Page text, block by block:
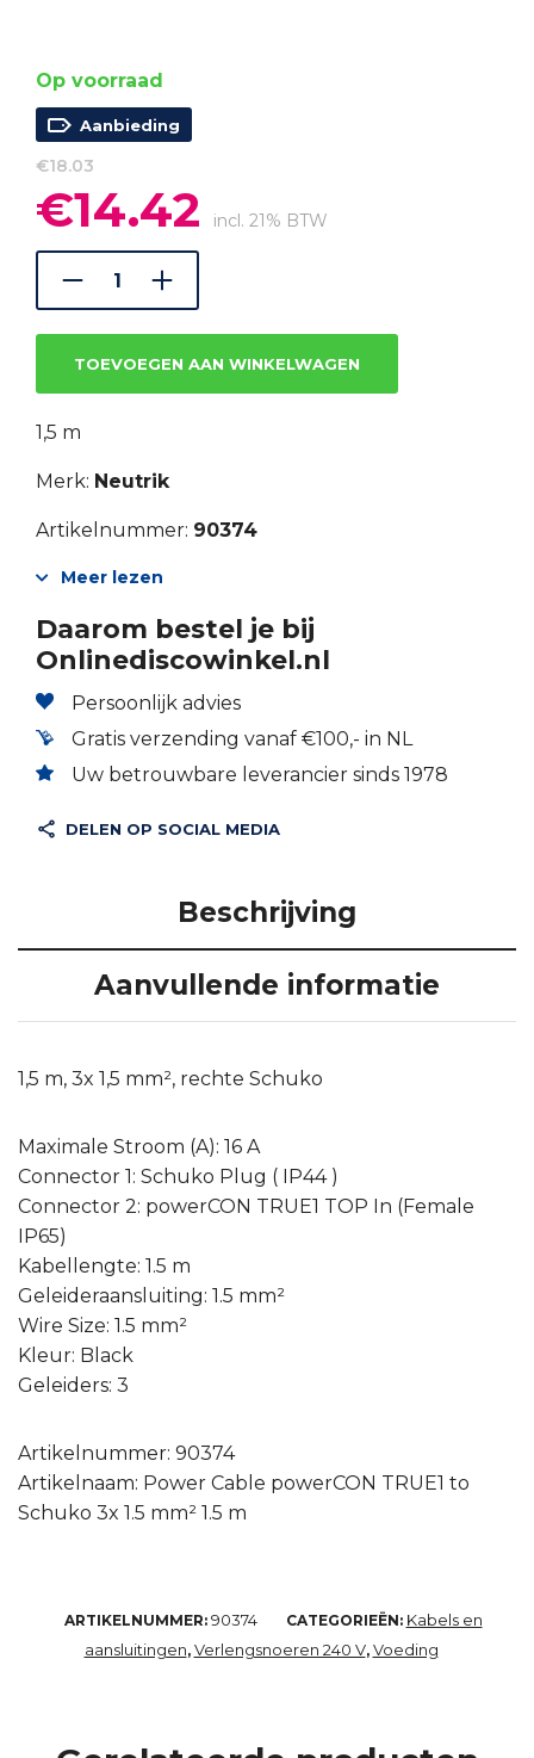
Op voorraad
Aanbieding
€18.03
Oorspronkelijke
prijs
was:
€18.03.
€14.42 prijs
incl. 21% BTW
TOEVOEGEN AAN WINKELWAGEN
1,5 m
Merk: Neutrik
Artikelnummer: 90374
Meer lezen
Daarom bestel je bij
Onlinediscowinkel.nl
Persoonlijk advies
Gratis verzending vanaf €100,- in NL
Uw betrouwbare leverancier sinds 1978
DELEN OP SOCIAL MEDIA
Beschrijving
Aanvullende informatie
1,5 m, 3x 1,5 mm², rechte Schuko
Maximale Stroom (A): 16 A
Connector 1: Schuko Plug ( IP44 )
Connector 2: powerCON TRUE1 TOP In (Female
IP65)
Kabellengte: 1.5 m
Geleideraansluiting: 1.5 mm²
Wire Size: 1.5 mm²
Kleur: Black
Geleiders: 3
Artikelnummer: 90374
Artikelnaam: Power Cable powerCON TRUE1 to
Schuko 3x 1.5 mm² 1.5 m
ARTIKELNUMMER: 90374 CATEGORIEËN: Kabels en
aansluitingen, Verlengsnoeren 240 V, Voeding